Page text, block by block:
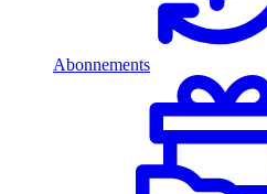
Abonnements